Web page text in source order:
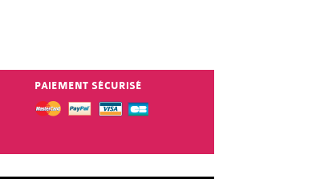
PAIEMENT SÉCURISÉ